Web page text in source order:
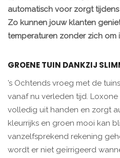
automatisch voor zorgt
Zo kunnen jouw klanten
temperaturen zonder zich om
GROENE TUIN DANKZIJ
’s Ochtends vroeg met de
vanaf nu verleden tijd.
volledig uit handen en zorgt
kleurrijks en groen mooi kan
vanzelfsprekend rekening
wordt er niet geïrrigeerd